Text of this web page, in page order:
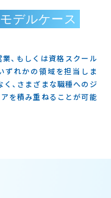
デルケース
、もしくは資格スクール
ずれかの領域を担当しま
、さまざまな職種へのジ
を積み重ねることが可能